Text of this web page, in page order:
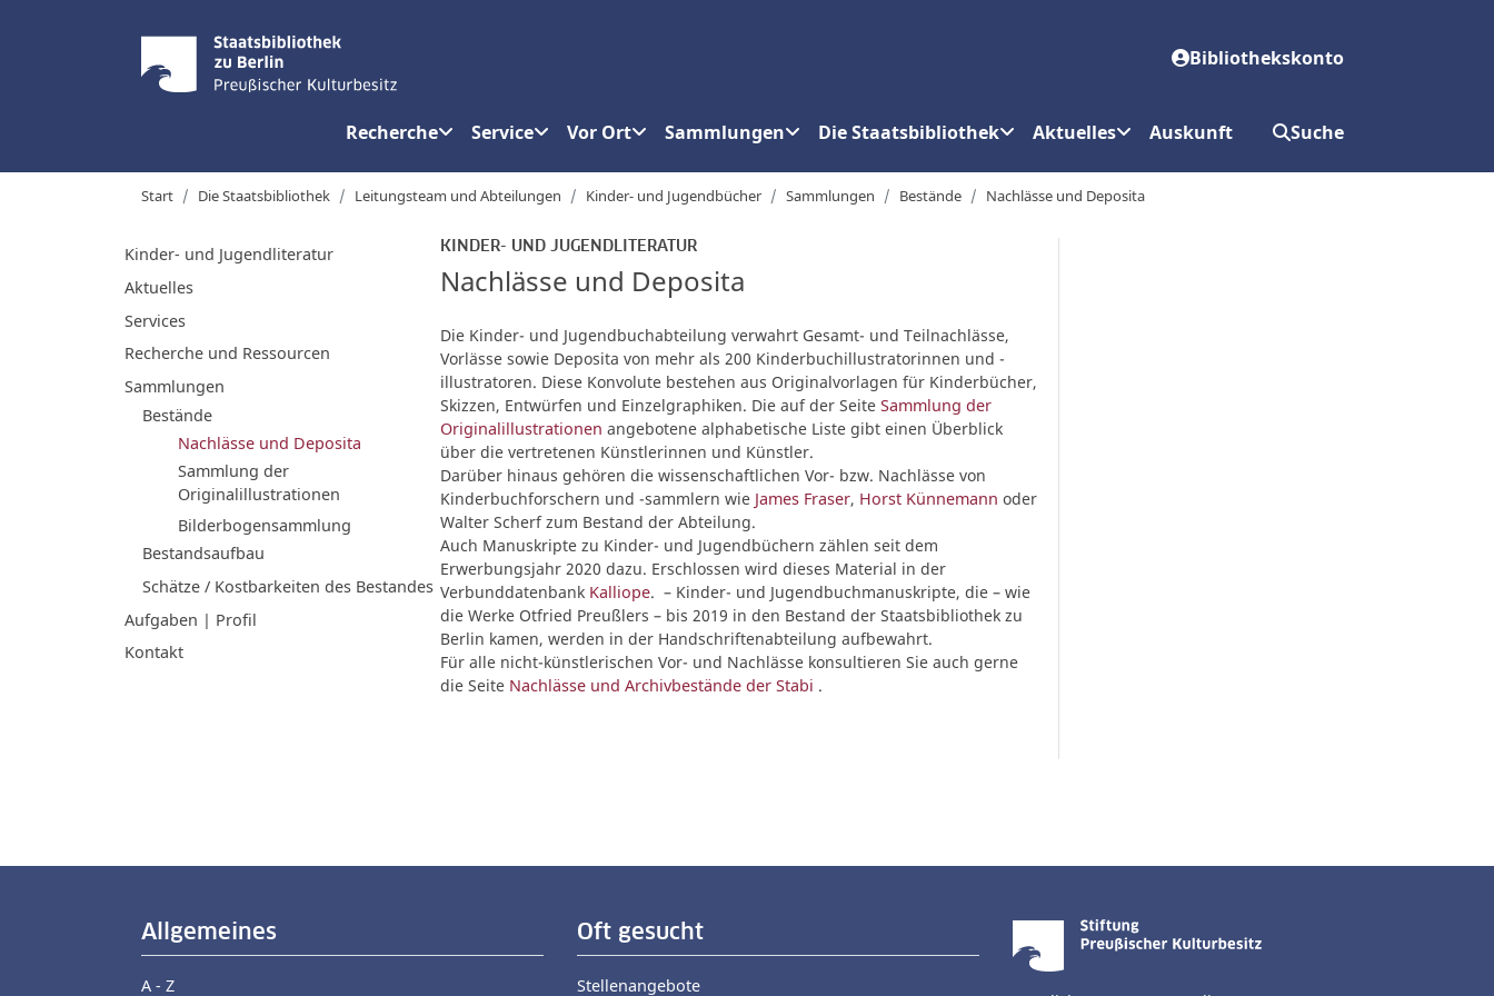
Bibliothekskonto
Recherche Service Vor Ort Sammlungen Die Staatsbibliothek Aktuelles Auskunft Suche
Start Die Staatsbibliothek Leitungsteam und Abteilungen Kinder- und Jugendbücher Sammlungen Bestände Nachlässe und Deposita
Kinder- und Jugendliteratur
Aktuelles
Services
Recherche und Ressourcen
Sammlungen
Bestände
Nachlässe und Deposita
Sammlung der
Originalillustrationen
Bilderbogensammlung
Bestandsaufbau
Schätze / Kostbarkeiten des Bestandes
Aufgaben | Profil
Kontakt
KINDER- UND JUGENDLITERATUR
Nachlässe und Deposita
Die Kinder- und Jugendbuchabteilung verwahrt Gesamt- und Teilnachlässe,
Vorlässe sowie Deposita von mehr als 200 Kinderbuchillustratorinnen und -
illustratoren. Diese Konvolute bestehen aus Originalvorlagen für Kinderbücher,
Skizzen, Entwürfen und Einzelgraphiken. Die auf der Seite Sammlung der
Originalillustrationen angebotene alphabetische Liste gibt einen Überblick
über die vertretenen Künstlerinnen und Künstler.
Darüber hinaus gehören die wissenschaftlichen Vor- bzw. Nachlässe von
Kinderbuchforschern und -sammlern wie James Fraser, Horst Künnemann oder
Walter Scherf zum Bestand der Abteilung.
Auch Manuskripte zu Kinder- und Jugendbüchern zählen seit dem
Erwerbungsjahr 2020 dazu. Erschlossen wird dieses Material in der
Verbunddatenbank Kalliope. – Kinder- und Jugendbuchmanuskripte, die – wie
die Werke Otfried Preußlers – bis 2019 in den Bestand der Staatsbibliothek zu
Berlin kamen, werden in der Handschriftenabteilung aufbewahrt.
Für alle nicht-künstlerischen Vor- und Nachlässe konsultieren Sie auch gerne
die Seite Nachlässe und Archivbestände der Stabi .
Allgemeines
A - Z
Oft gesucht
Stellenangebote